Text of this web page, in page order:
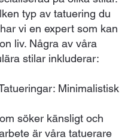
typ av tatuering du
vi en expert som kan
liv. Några av våra
stilar inkluderar:
Minimalistisk
söker känsligt och
är våra tatuerare